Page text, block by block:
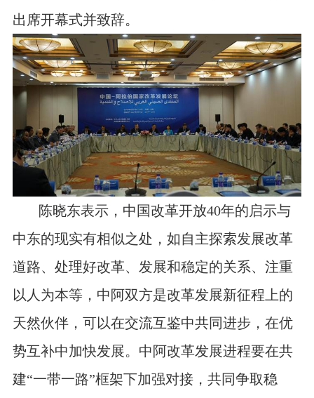
出席开幕式并致辞。
陈晓东表示，中国改革开放40年的启示与
中东的现实有相似之处，如自主探索发展改革
道路、处理好改革、发展和稳定的关系、注重
以人为本等，中阿双方是改革发展新征程上的
天然伙伴，可以在交流互鉴中共同进步，在优
势互补中加快发展。中阿改革发展进程要在共
建“一带一路”框架下加强对接，共同争取稳